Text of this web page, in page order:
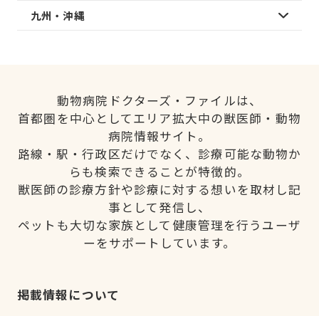
九州・沖縄
動物病院ドクターズ・ファイルは、
首都圏を中心としてエリア拡大中の獣医師・動物
病院情報サイト。
路線・駅・行政区だけでなく、診療可能な動物か
らも検索できることが特徴的。
獣医師の診療方針や診療に対する想いを取材し記
事として発信し、
ペットも大切な家族として健康管理を行うユーザ
ーをサポートしています。
掲載情報について